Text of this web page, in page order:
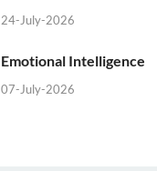
24-July-2026
Emotional Intelligence
07-July-2026